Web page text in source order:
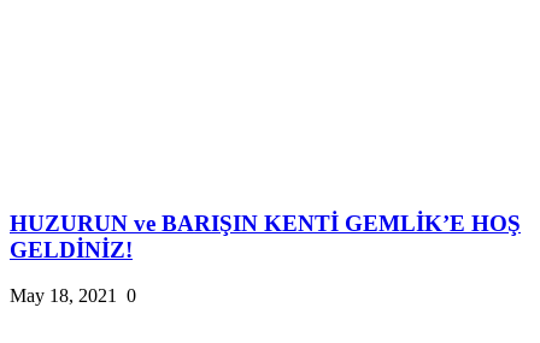
HUZURUN ve BARIŞIN KENTİ GEMLİK’E HOŞ
GELDİNİZ!
May 18, 2021 0